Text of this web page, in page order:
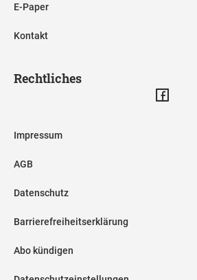
E-Paper
Kontakt
Rechtliches
Impressum
AGB
Datenschutz
Barrierefreiheitserklärung
Abo kündigen